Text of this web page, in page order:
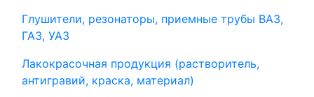
Глушители, резонаторы, приемные трубы ВАЗ,
ГАЗ, УАЗ
Лакокрасочная продукция (растворитель,
антигравий, краска, материал)